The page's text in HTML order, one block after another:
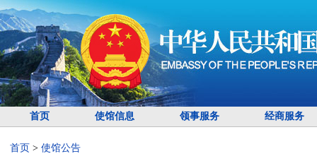
首页 使馆信息 领事服务 经商服务
首页 > 使馆公告